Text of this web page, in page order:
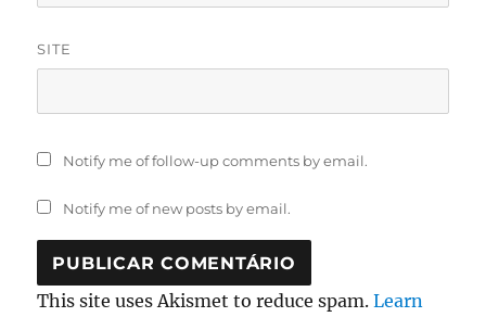
SITE
Notify me of follow-up comments by email.
Notify me of new posts by email.
This site uses Akismet to reduce spam.Learn